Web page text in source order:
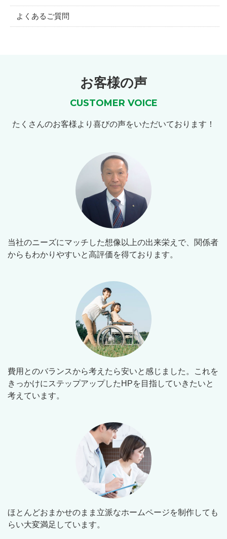
よくあるご質問
お客様の声
CUSTOMER VOICE
たくさんのお客様より喜びの声をいただいております！
当社のニーズにマッチした想像以上の出来栄えで、関係者
からもわかりやすいと高評価を得ております。
費用とのバランスから考えたら安いと感じました。これを
きっかけにステップアップしたHPを目指していきたいと
考えています。
ほとんどおまかせのまま立派なホームページを制作しても
らい大変満足しています。